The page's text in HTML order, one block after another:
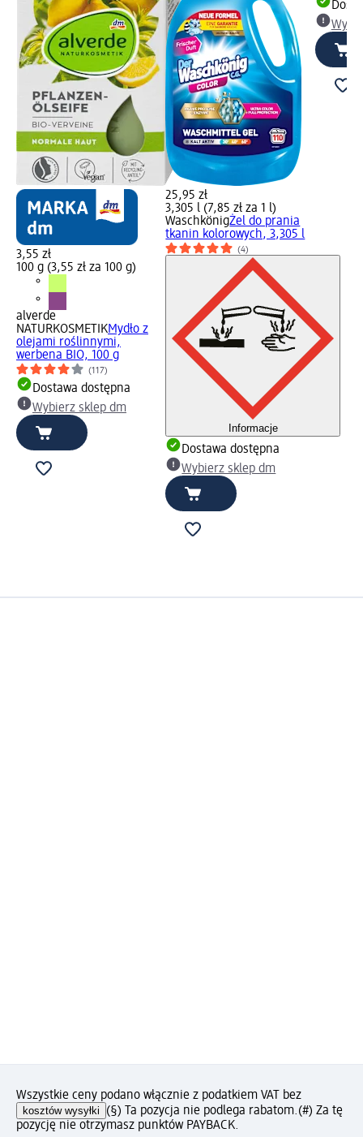
3,55 zł
100 g (3,55 zł za 100 g)
alverde
NATURKOSMETIKMydło z
olejami roślinnymi,
werbena BIO, 100 g
(117)
Dostawa dostępna
Wybierz sklep dm
25,95 zł
3,305 l (7,85 zł za 1 l)
WaschkönigŻel do prania
tkanin kolorowych, 3,305 l
(4)
Informacje
Dostawa dostępna
Wybierz sklep dm
Wszystkie ceny podano włącznie z podatkiem VAT bez
kosztów wysyłki (§) Ta pozycja nie podlega rabatom.(#) Za tę
pozycję nie otrzymasz punktów PAYBACK.